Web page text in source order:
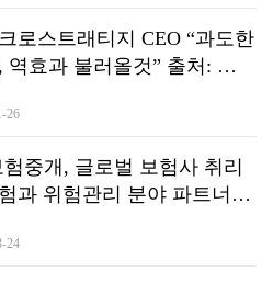
로스트래티지 CEO “과도한
효과 불러올것” 출처: 조
joind.io/market/id/5389 본 기
협의 없이 무단으로 게재
우 저작권침해가 될 수 있습
26
중개, 글로벌 보험사 취리
과 위험관리 분야 파트너십
24